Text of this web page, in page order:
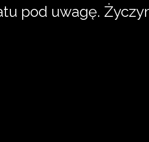
pod uwagę.